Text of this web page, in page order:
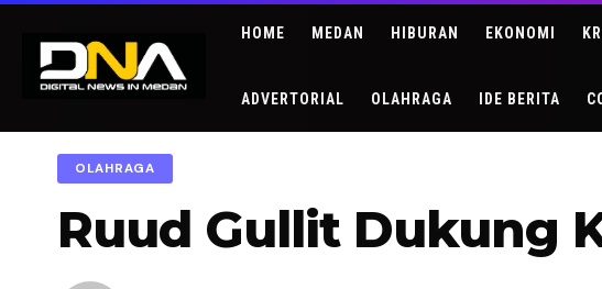
HOME MEDAN HIBURAN EKONOMI
ADVERTORIAL OLAHRAGA IDE BERITA
OLAHRAGA
Ruud Gullit Dukung